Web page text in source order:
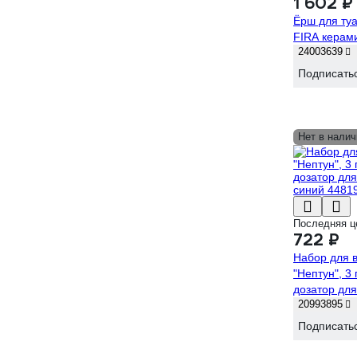
Ёрш для
FIRA
24003639
Нет в
Последняя
722 ₽
Набор для
"Нептун", 3
дозатор
синий
20993895